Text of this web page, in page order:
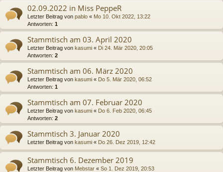
02.09.2022 in Miss PeppeR
Letzter Beitrag von pablo « Mo 10. Okt 2022, 13:22
Antworten: 1
Stammtisch am 03. April 2020
Letzter Beitrag von kasumi « Di 24. Mär 2020, 20:05
Antworten: 2
Stammtisch am 06. März 2020
Letzter Beitrag von kasumi « Do 5. Mär 2020, 06:52
Antworten: 1
Stammtisch am 07. Februar 2020
Letzter Beitrag von kasumi « Do 6. Feb 2020, 06:45
Antworten: 2
Stammtisch 3. Januar 2020
Letzter Beitrag von kasumi « Do 26. Dez 2019, 12:42
Stammtisch 6. Dezember 2019
Letzter Beitrag von Mebstar « So 1. Dez 2019, 20:53